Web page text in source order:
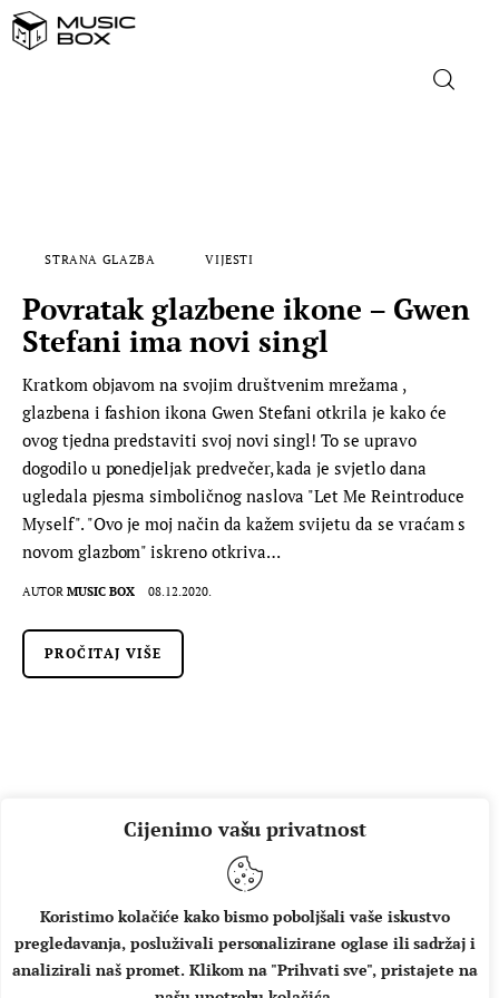
Cijenimo vašu privatnost
Koristimo kolačiće kako bismo poboljšali vaše iskustvo
pregledavanja, posluživali personalizirane oglase ili sadržaj i
analizirali naš promet. Klikom na "Prihvati sve", pristajete na
FILM
MUSIC BOX
STRANA GLAZBA VIJESTI
Povratak glazbene ikone – Gwen
Stefani ima novi singl
Kratkom objavom na svojim društvenim mrežama ,
glazbena i fashion ikona Gwen Stefani otkrila je kako će
ovog tjedna predstaviti svoj novi singl! To se upravo
dogodilo u ponedjeljak predvečer, kada je svjetlo dana
ugledala pjesma simboličnog naslova "Let Me Reintroduce
Myself". "Ovo je moj način da kažem svijetu da se vraćam s
novom glazbom" iskreno otkriva…
AUTOR MUSIC BOX 08.12.2020.
PROČITAJ VIŠE
O NAMA IMPRESSUM UVJETI KORIŠTENJA